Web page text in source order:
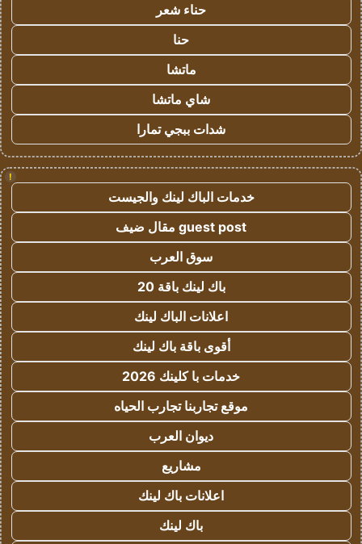
حناء شعر
حنا
ماتشا
شاي ماتشا
شدات ببجي تمارا
!
خدمات الباك لينك والجيست
guest post مقال ضيف
سوق العرب
باك لينك باقة 20
اعلانات الباك لينك
أقوى باقة باك لينك
خدمات با كلينك 2026
موقع تجاربنا تجارب الحياه
ديوان العرب
مشاريع
اعلانات باك لينك
باك لينك